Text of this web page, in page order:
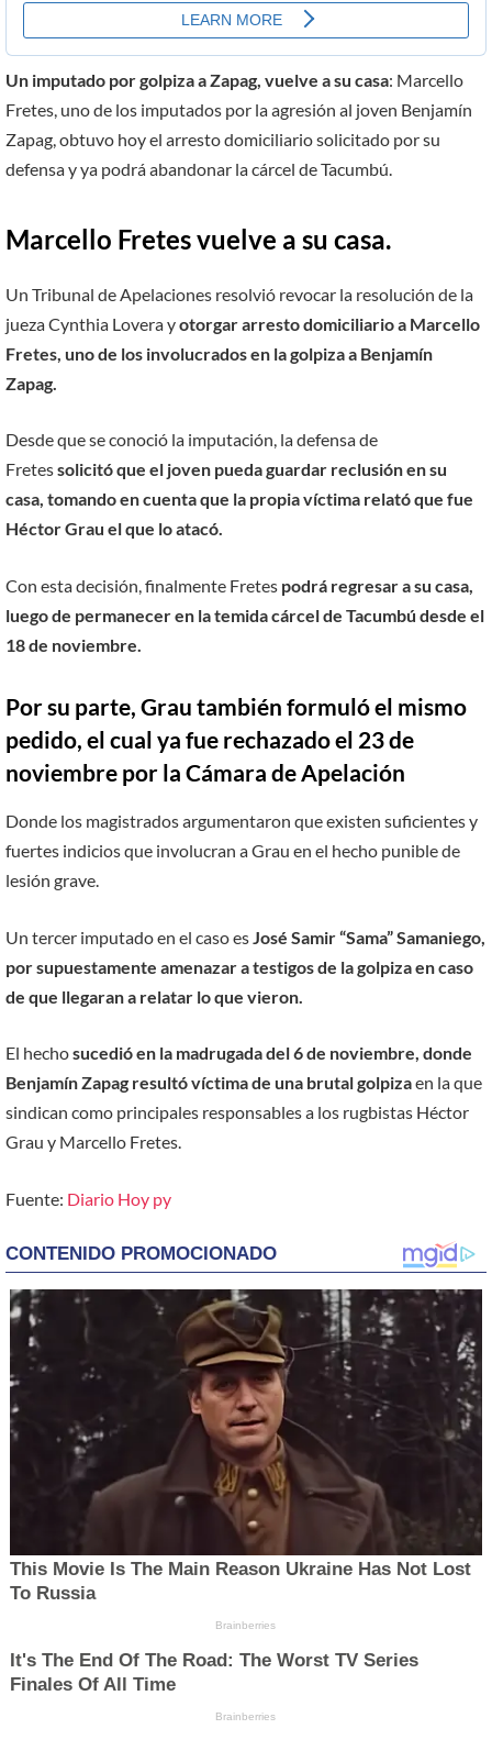
Un imputado por golpiza a Zapag, vuelve a su casa: Marcello
Fretes, uno de los imputados por la agresión al joven Benjamín
Zapag, obtuvo hoy el arresto domiciliario solicitado por su
defensa y ya podrá abandonar la cárcel de Tacumbú.
Marcello Fretes vuelve a su casa.
Un Tribunal de Apelaciones resolvió revocar la resolución de la
jueza Cynthia Lovera yotorgar arresto domiciliario a Marcello
Fretes, uno de los involucrados en la golpiza a Benjamín
Zapag.
Desde que se conoció la imputación, la defensa de
Fretessolicitó que el joven pueda guardar reclusión en su
casa, tomando en cuenta que la propia víctima relató que fue
Héctor Grau el que lo atacó.
Con esta decisión, finalmente Fretes podrá regresar a su casa,
luego de permanecer en la temida cárcel de Tacumbú desde el
18 de noviembre.
Por su parte, Grau también formuló el mismo
pedido, el cual ya fue rechazado el 23 de
noviembre por la Cámara de Apelación
Donde los magistrados argumentaron que existen suficientes y
fuertes indicios que involucran a Grau en el hecho punible de
lesión grave.
Un tercer imputado en el caso es José Samir “Sama” Samaniego,
por supuestamente amenazar a testigos de la golpiza en caso
de que llegaran a relatar lo que vieron.
El hechosucedió en la madrugada del 6 de noviembre, donde
Benjamín Zapag resultó víctima de una brutal golpizaen la que
sindican como principales responsables a los rugbistas Héctor
Grau y Marcello Fretes.
Fuente: Diario Hoy py